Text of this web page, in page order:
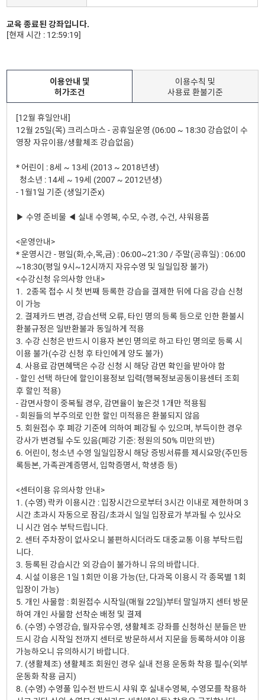
교육 종료된 강좌입니다.
[현재 시간 : 12:59:19]
이용안내 및
허가조건
이용수칙 및
사용료 환불기준
[12월 휴일안내]
12월 25일(목) 크리스마스 - 공휴일운영 (06:00 ~ 18:30 강습없이 수
영장 자유이용/생활체조 강습없음)
* 어린이 : 8세 ~ 13세 (2013 ~ 2018년생)
청소년 : 14세 ~ 19세 (2007 ~ 2012년생)
- 1월1일 기준 (생일기준x)
▶ 수영 준비물 ◀ 실내 수영복, 수모, 수경, 수건, 샤워용품
<운영안내>
* 운영시간 - 평일(화,수,목,금) : 06:00~21:30 / 주말(공휴일) : 06:00
~18:30(평일 9시~12시까지 자유수영 및 일일입장 불가)
<수강신청 유의사항 안내>
1. 2종목 접수 시 첫 번째 등록한 강습을 결제한 뒤에 다음 강습 신청
이 가능
2. 결제카드 변경, 강습선택 오류, 타인 명의 등록 등으로 인한 환불시
환불규정은 일반환불과 동일하게 적용
3. 수강 신청은 반드시 이용자 본인 명의로 하고 타인 명의로 등록 시
이용 불가(수강 신청 후 타인에게 양도 불가)
4. 사용료 감면혜택은 수강 신청 시 해당 감면 확인을 받아야 함
- 할인 선택 하단에 할인이용정보 입력(행복정보공동이용센터 조회
후 할인 적용)
- 감면사항이 중복될 경우, 감면율이 높은것 1개만 적용됨
- 회원들의 부주의로 인한 할인 미적용은 환불되지 않음
5. 회원접수 후 폐강 기준에 의하여 폐강될 수 있으며, 부득이한 경우
강사가 변경될 수도 있음(폐강 기준: 정원의 50% 미만의 반)
6. 어린이, 청소년 수영 일일입장시 해당 증빙서류를 제시요망(주민등
록등본, 가족관계증명서, 입학증명서, 학생증 등)
<센터이용 유의사항 안내>
1. (수영) 락카 이용시간 : 입장시간으로부터 3시간 이내로 제한하며 3
시간 초과시 자동으로 잠김/초과시 일일 입장료가 부과될 수 있사오
니 시간 엄수 부탁드립니다.
2. 센터 주차장이 없사오니 불편하시더라도 대중교통 이용 부탁드립
니다.
3. 등록된 강습시간 외 강습이 불가하니 유의 바랍니다.
4. 시설 이용은 1일 1회만 이용 가능(단, 다과목 이용시 각 종목별 1회
입장이 가능)
5. 개인 사물함 : 회원접수 시작일(매월 22일)부터 말일까지 센터 방문
하여 개인 사물함 선착순 배정 및 결제
6. (수영) 수영강습, 월자유수영, 생활체조 강좌를 신청하신 분들은 반
드시 강습 시작일 전까지 센터로 방문하셔서 지문을 등록하셔야 이용
가능하오니 유의하시기 바랍니다.
7. (생활체조) 생활체조 회원인 경우 실내 전용 운동화 착용 필수(외부
운동화 착용 금지)
8. (수영) 수영풀 입수전 반드시 샤워 후 실내수영복, 수영모를 착용하